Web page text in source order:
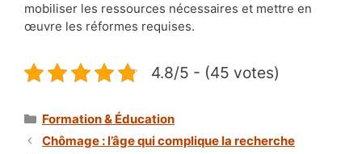
mobiliser les ressources nécessaires et mettre en
œuvre les réformes requises.
4.8/5 - (45 votes)
Catégories
Formation & Éducation
Chômage : l’âge qui complique la recherche